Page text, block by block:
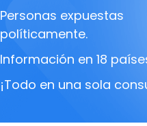
Personas expuestas
políticamente.
Información en 18
¡Todo en una sola